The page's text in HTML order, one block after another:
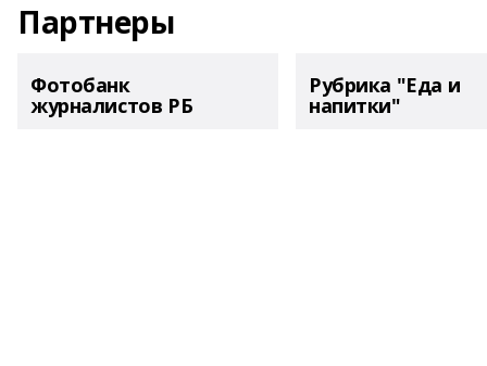
Партнеры
Фотобанк
журналистов РБ
Рубрика "Еда и
напитки"